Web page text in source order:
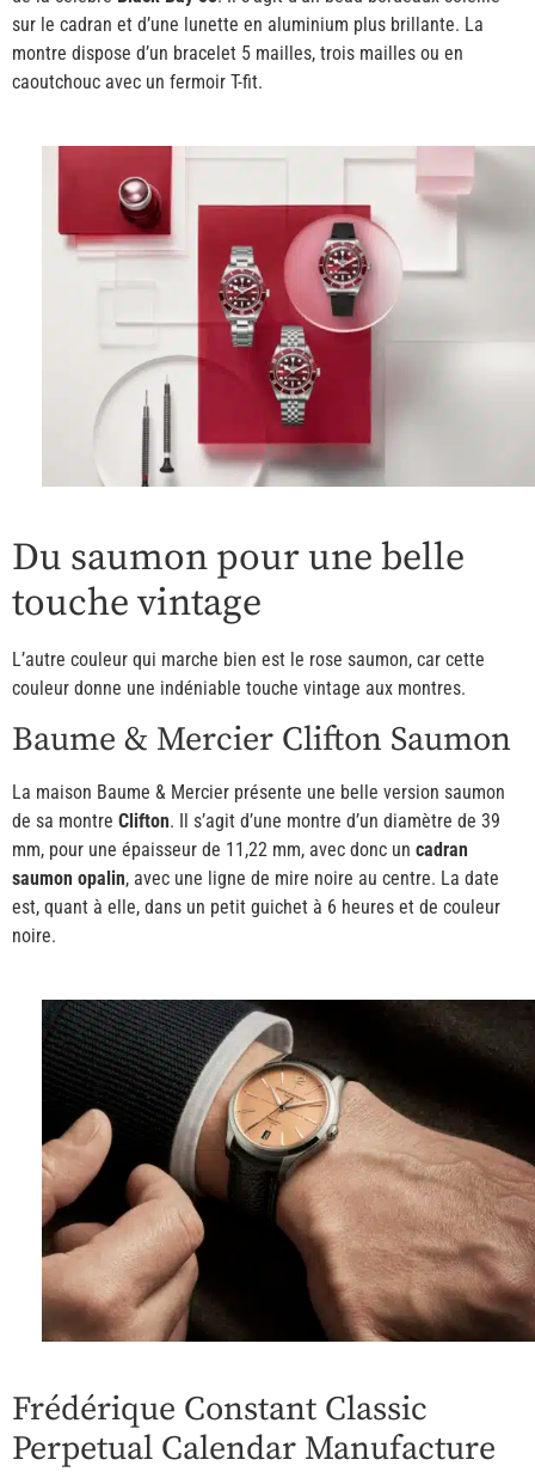
sur le cadran et d’une lunette en aluminium plus brillante. La
montre dispose d’un bracelet 5 mailles, trois mailles ou en
caoutchouc avec un fermoir T-fit.
Du saumon pour une belle
touche vintage
L’autre couleur qui marche bien est le rose saumon, car cette
couleur donne une indéniable touche vintage aux montres.
Baume & Mercier Clifton Saumon
La maison Baume & Mercier présente une belle version saumon
de sa montre Clifton. Il s’agit d’une montre d’un diamètre de 39
mm, pour une épaisseur de 11,22 mm, avec donc un cadran
saumon opalin, avec une ligne de mire noire au centre. La date
est, quant à elle, dans un petit guichet à 6 heures et de couleur
noire.
Frédérique Constant Classic
Perpetual Calendar Manufacture